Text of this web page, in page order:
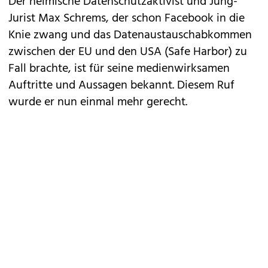
JuristMax Schrems, der schon Facebook in die
Knie zwang und das Datenaustauschabkommen
zwischen der EU und den USA (Safe Harbor)zu
Fall brachte, ist für seine medienwirksamen
Auftritte und Aussagen bekannt. Diesem Ruf
wurde er nun einmal mehr gerecht.